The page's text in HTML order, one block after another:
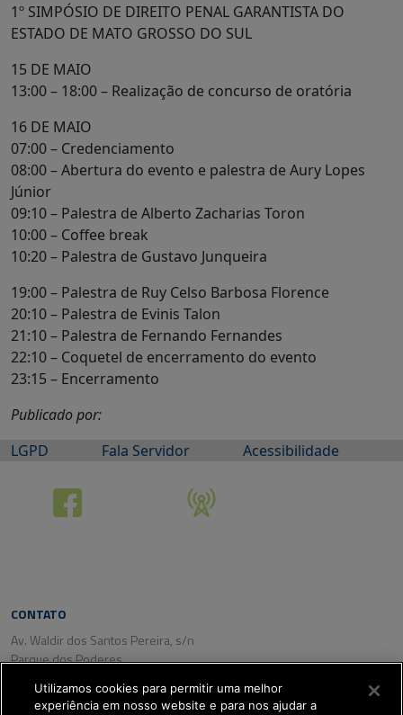
1º SIMPÓSIO DE DIREITO PENAL GARANTISTA DO
ESTADO DE MATO GROSSO DO SUL
15 DE MAIO
13:00 – 18:00 – Realização de concurso de oratória
16 DE MAIO
07:00 – Credenciamento
08:00 – Abertura do evento e palestra de Aury Lopes
Júnior
09:10 – Palestra de Alberto Zacharias Toron
10:00 – Coffee break
10:20 – Palestra de Gustavo Junqueira
19:00 – Palestra de Ruy Celso Barbosa Florence
20:10 – Palestra de Evinis Talon
21:10 – Palestra de Fernando Fernandes
22:10 – Coquetel de encerramento do evento
23:15 – Encerramento
Publicado por:
LGPD
Fala Servidor Acessibilidade
CONTATO
Av. Waldir dos Santos Pereira, s/n
Parque dos Poderes
Campo Grande/ MS
Utilizamos cookies para permitir uma melhor
experiência em nosso website e para nos ajudar a